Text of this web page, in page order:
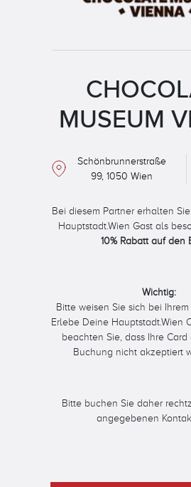
MUSEUM
Schönbrunnerstraße
99, 1050 Wien
Bei diesem Partner erhalten
Hauptstadt.Wien Gast als
10% Rabatt auf den
Wichtig:
Bitte weisen Sie sich bei
Erlebe Deine Hauptstadt.Wien
beachten Sie, dass Ihre
Buchung nicht akzeptiert
Bitte buchen Sie daher
angegebenen